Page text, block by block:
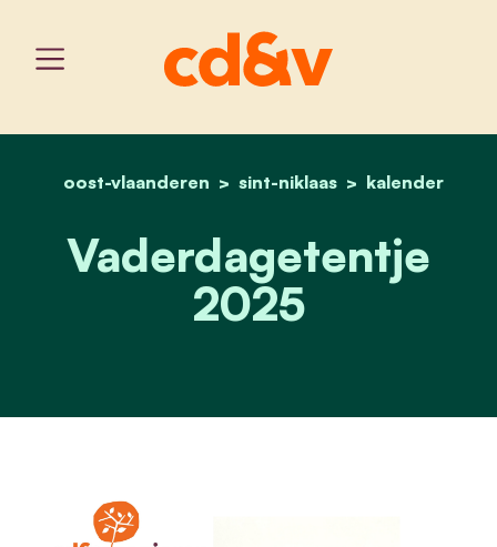
home
oost-vlaanderen sint-niklaas kalender
vaderdagetentje 2025
Vaderdagetentje
2025